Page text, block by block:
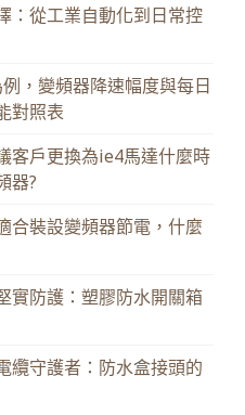
：從工業自動化到日常控
，變頻器降速幅度與每日
對照表
客戶更換為ie4馬達什麼時
器?
合裝設變頻器節電，什麼
實防護：塑膠防水開關箱
纜守護者：防水盒接頭的